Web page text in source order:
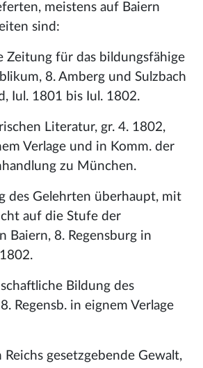
meistens auf Baiern
sind:
Zeitung für das bildungsfähige
8. Amberg und Sulzbach
Iul. 1801 bis Iul. 1802.
Literatur, gr. 4. 1802,
Verlage und in Komm. der
zu München.
des Gelehrten überhaupt, mit
auf die Stufe der
Baiern, 8. Regensburg in
Bildung des
Regensb. in eignem Verlage
gesetzgebende Gewalt,